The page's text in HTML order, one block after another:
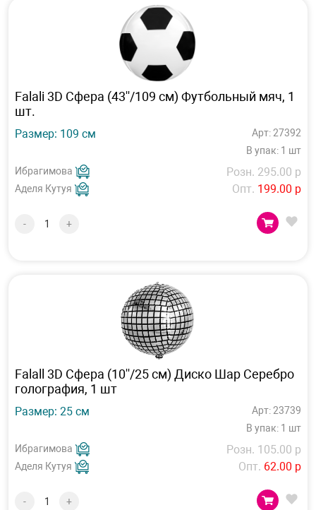
Falali 3D Сфера (43''/109 см) Футбольный мяч, 1
шт.
Размер: 109 см
Арт: 27392
В упак: 1 шт
Ибрагимова
Аделя Кутуя
Розн. 295.00 р
Опт. 199.00 р
- +
Falall 3D Сфера (10''/25 см) Диско Шар Серебро
голография, 1 шт
Размер: 25 см
Арт: 23739
В упак: 1 шт
Ибрагимова
Аделя Кутуя
Розн. 105.00 р
Опт. 62.00 р
- +